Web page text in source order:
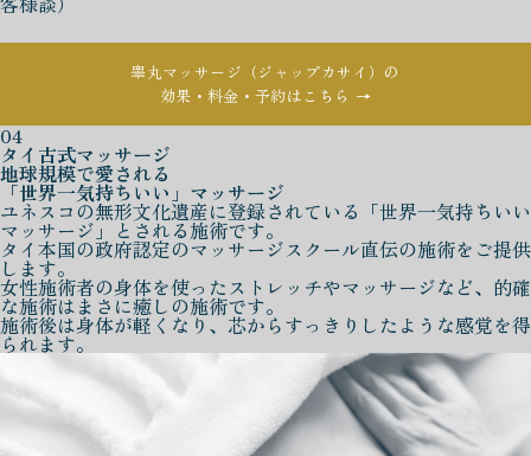
睾丸マッサージ（ジャップカサイ）の
効果・料金・予約はこちら →
04
タイ古式マッサージ
地球規模で愛される
「世界一気持ちいい」マッサージ
ユネスコの無形文化遺産に登録されている「世界一気持ちいい
マッサージ」とされる施術です。
タイ本国の政府認定のマッサージスクール直伝の施術をご提供
します。
女性施術者の身体を使ったストレッチやマッサージなど、的確
な施術はまさに癒しの施術です。
施術後は身体が軽くなり、芯からすっきりしたような感覚を得
られます。